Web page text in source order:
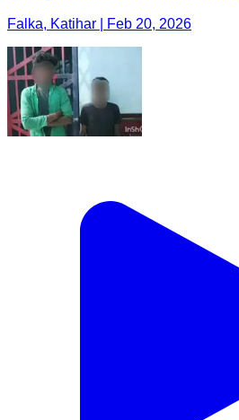
Falka, Katihar | Feb 20, 2026